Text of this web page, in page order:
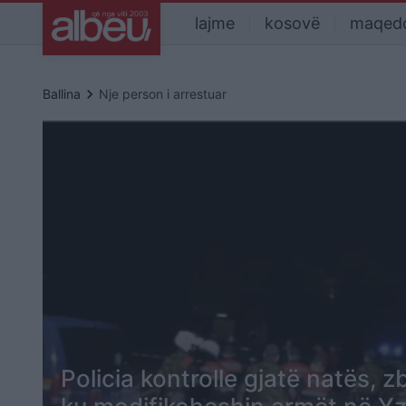
lajme kosovë
Ballina keyboard_arrow_right Nje person i arrestuar
Policia kontrolle gjatë natës,